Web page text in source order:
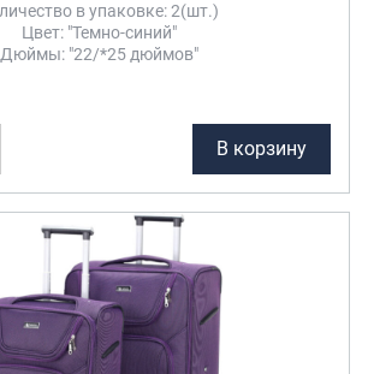
в упаковке: 2(шт.)
Цвет: "Темно-синий"
Дюймы: "22/*25 дюймов"
В корзину